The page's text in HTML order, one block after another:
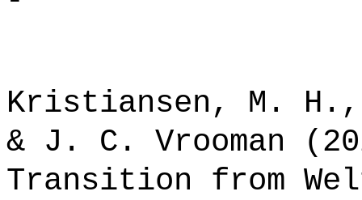
Kristiansen, M. H.,
& J. C. Vrooman
Transition from